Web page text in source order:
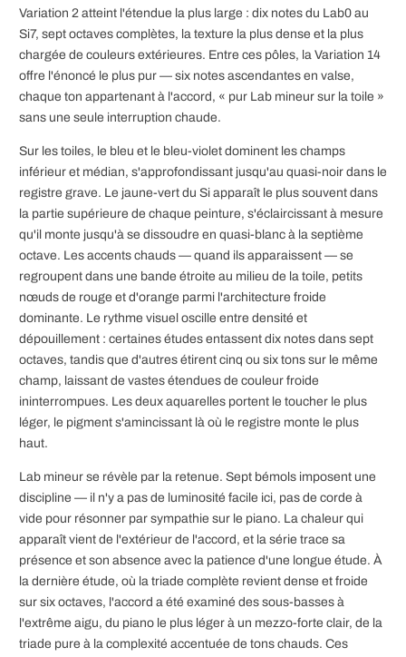
Variation 2 atteint l'étendue la plus large : dix notes du Lab0 au
Si7, sept octaves complètes, la texture la plus dense et la plus
chargée de couleurs extérieures. Entre ces pôles, la Variation 14
offre l'énoncé le plus pur — six notes ascendantes en valse,
chaque ton appartenant à l'accord, « pur Lab mineur sur la toile »
sans une seule interruption chaude.
Sur les toiles, le bleu et le bleu-violet dominent les champs
inférieur et médian, s'approfondissant jusqu'au quasi-noir dans le
registre grave. Le jaune-vert du Si apparaît le plus souvent dans
la partie supérieure de chaque peinture, s'éclaircissant à mesure
qu'il monte jusqu'à se dissoudre en quasi-blanc à la septième
octave. Les accents chauds — quand ils apparaissent — se
regroupent dans une bande étroite au milieu de la toile, petits
nœuds de rouge et d'orange parmi l'architecture froide
dominante. Le rythme visuel oscille entre densité et
dépouillement : certaines études entassent dix notes dans sept
octaves, tandis que d'autres étirent cinq ou six tons sur le même
champ, laissant de vastes étendues de couleur froide
ininterrompues. Les deux aquarelles portent le toucher le plus
léger, le pigment s'amincissant là où le registre monte le plus
haut.
Lab mineur se révèle par la retenue. Sept bémols imposent une
discipline — il n'y a pas de luminosité facile ici, pas de corde à
vide pour résonner par sympathie sur le piano. La chaleur qui
apparaît vient de l'extérieur de l'accord, et la série trace sa
présence et son absence avec la patience d'une longue étude. À
la dernière étude, où la triade complète revient dense et froide
sur six octaves, l'accord a été examiné des sous-basses à
l'extrême aigu, du piano le plus léger à un mezzo-forte clair, de la
triade pure à la complexité accentuée de tons chauds. Ces